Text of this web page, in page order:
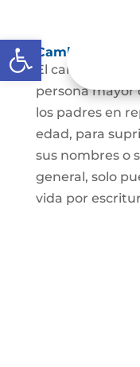
Abrir barra de
Cambio Nombre
El cambio de
persona
los padres en
edad, para
sus nombres o
general, solo
vida por